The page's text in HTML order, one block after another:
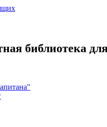
библиотека